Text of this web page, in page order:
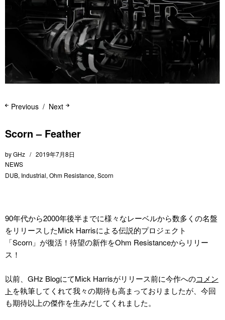
Next
Previous
Scorn – Feather
byGHz
2019年7月8日
NEWS
DUB, Industrial, Ohm Resistance, Scorn
90年代から2000年後半までに様々なレーベルから数多くの名盤
をリリースしたMick Harrisによる伝説的プロジェクト
「Scorn」が復活！待望の新作をOhm Resistanceからリリー
ス！
以前、GHz BlogにてMick Harrisがリリース前に今作へのコメン
ト を執筆してくれて我々の期待も高まっておりましたが、今回
も期待以上の傑作を生みだしてくれました。